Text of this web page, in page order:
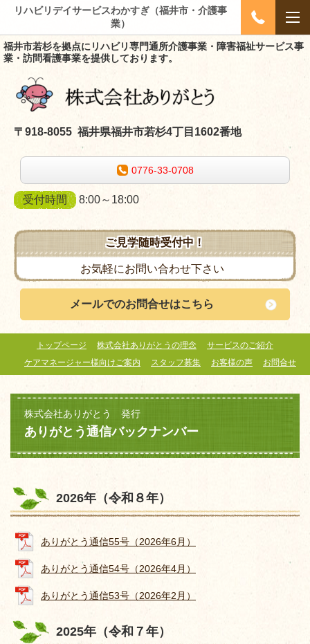
リハビリデイサービスわかすぎ（福井市・介護事
業）
福井市若杉を拠点にリハビリ専門通所介護事業・障害福祉サービス事
業・訪問看護事業を提供しております。
〒918-8055 福井県福井市若杉4丁目1602番地
0776-33-0708
受付時間 8:00～18:00
ご見学随時受付中！
お気軽にお問い合わせ下さい
メールでのお問合せはこちら
トップページ 株式会社ありがとうの理念
サービスのご紹介
ケアマネージャー様向けご案内
スタッフ募集 お客様の声 お問合せ
株式会社ありがとう 発行
ありがとう通信バックナンバー
2026年（令和８年）
ありがとう通信55号（2026年6月）
ありがとう通信54号（2026年4月）
ありがとう通信53号（2026年2月）
2025年（令和７年）